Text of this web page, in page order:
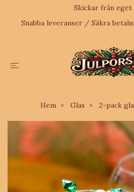
Skickar från eget
Snabba leveranser / Säkra
Hem Glas 2-pack